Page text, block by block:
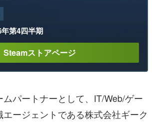
第4四半期
Steamストアページ
ムパートナーとして、IT/Web/ゲー
エージェントである株式会社ギーク